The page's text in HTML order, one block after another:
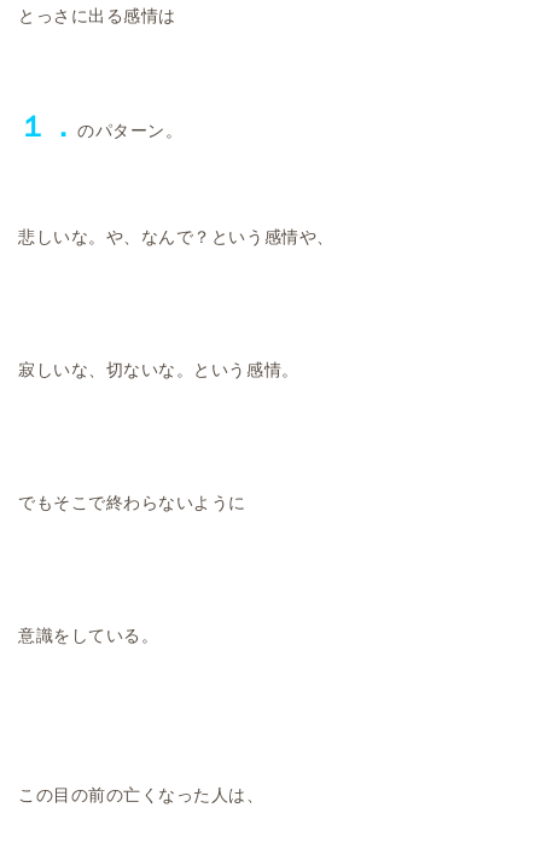
とっさに出る感情は
１．のパターン。
悲しいな。や、なんで？という感情や、
寂しいな、切ないな。という感情。
でもそこで終わらないように
意識をしている。
この目の前の亡くなった人は、